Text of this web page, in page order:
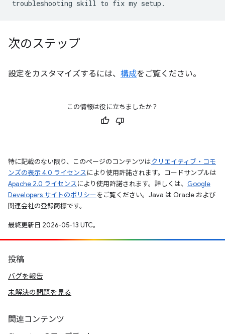
次のステップ
設定をカスタマイズするには、 構成をご覧ください。
この情報は役に立ちましたか？
特に記載のない限り、このページのコンテンツはクリエイティブ・コモ
ンズの表示 4.0 ライセンスにより使用許諾されます。コードサンプルは
Apache 2.0 ライセンスにより使用許諾されます。詳しくは、 Google
Developers サイトのポリシーをご覧ください。Java は Oracle および
関連会社の登録商標です。
最終更新日 2026-05-13 UTC。
投稿
バグを報告
未解決の問題を見る
関連コンテンツ